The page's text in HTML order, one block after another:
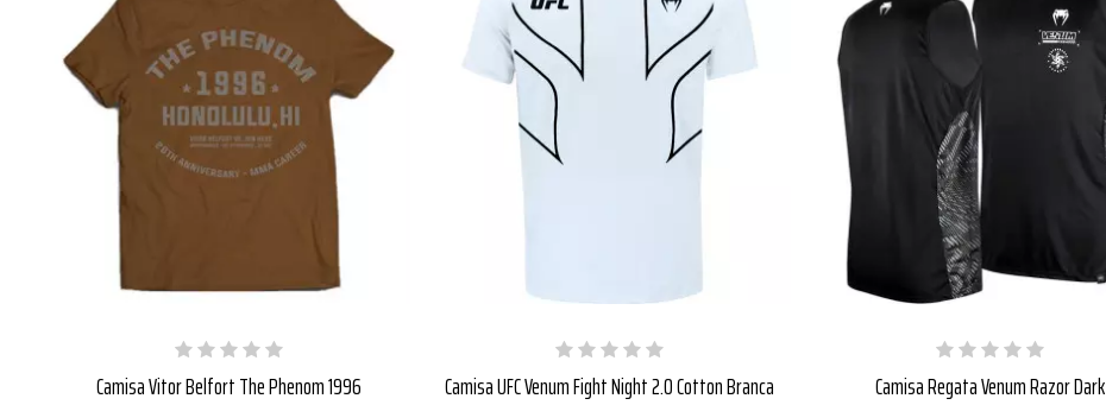
Camisa Vitor Belfort The Phenom 1996 Camisa UFC Venum Fight Night 2.0 Cotton Branca Camisa Regata Venum Razor Dark